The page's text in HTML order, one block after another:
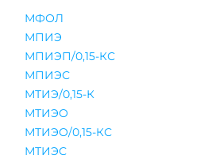
МФОЛ
МПИЭ
МПИЭП/0,15-КС
МПИЭС
МТИЭ/0,15-К
МТИЭО
МТИЭО/0,15-КС
МТИЭС